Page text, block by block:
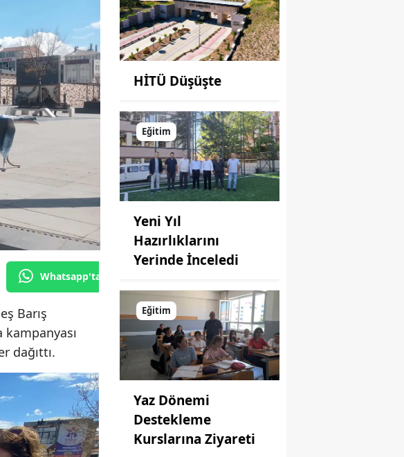
Çanakkale
Çankırı
Çorum
Denizli
Diyarbakır
Edirne
Elazığ
Erzincan
Erzurum
Eskişehir
Gaziantep
Gümüşhane
Hakkari
Hatay
Whatsapp'tan Gönder
Barış
dağıttı.
HİTÜ Düşüşte
Eğitim
Yeni Yıl
Hazırlıklarını
Yerinde İnceledi
Eğitim
Yaz Dönemi
Destekleme
Kurslarına Ziyareti